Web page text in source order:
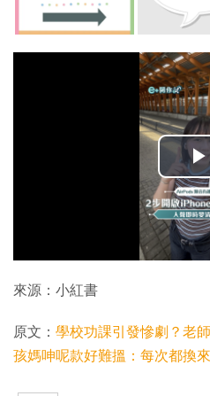
來源：小紅書
原文： 學校功課引發慘劇？老
孩媽呻呢款好難搵：每次都換